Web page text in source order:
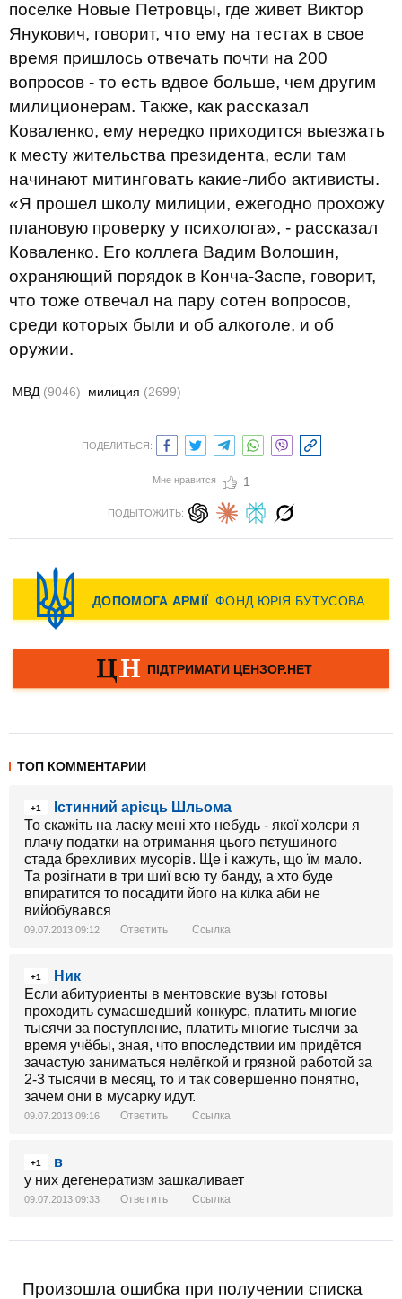
поселке Новые Петровцы, где живет Виктор
Янукович, говорит, что ему на тестах в свое
время пришлось отвечать почти на 200
вопросов - то есть вдвое больше, чем другим
милиционерам. Также, как рассказал
Коваленко, ему нередко приходится выезжать
к месту жительства президента, если там
начинают митинговать какие-либо активисты.
«Я прошел школу милиции, ежегодно прохожу
плановую проверку у психолога», - рассказал
Коваленко. Его коллега Вадим Волошин,
охраняющий порядок в Конча-Заспе, говорит,
что тоже отвечал на пару сотен вопросов,
среди которых были и об алкоголе, и об
оружии.
МВД (9046) милиция (2699)
ПОДЕЛИТЬСЯ:
Мне нравится 1
ПОДЫТОЖИТЬ:
ТОП КОММЕНТАРИИ
+1
Істинний арієць Шльома
То скажіть на ласку мені хто небудь - якої холєри я
плачу податки на отримання цього пєтушиного
стада брехливих мусорів. Ще і кажуть, що їм мало.
Та розігнати в три шиї всю ту банду, а хто буде
впиратится то посадити його на кілка аби не
вийобувався
09.07.2013 09:12 Ответить Ссылка
+1
Ник
Если абитуриенты в ментовские вузы готовы
проходить сумасшедший конкурс, платить многие
тысячи за поступление, платить многие тысячи за
время учёбы, зная, что впоследствии им придётся
зачастую заниматься нелёгкой и грязной работой за
2-3 тысячи в месяц, то и так совершенно понятно,
зачем они в мусарку идут.
09.07.2013 09:16 Ответить Ссылка
+1
в
у них дегенератизм зашкаливает
09.07.2013 09:33 Ответить Ссылка
Произошла ошибка при получении списка